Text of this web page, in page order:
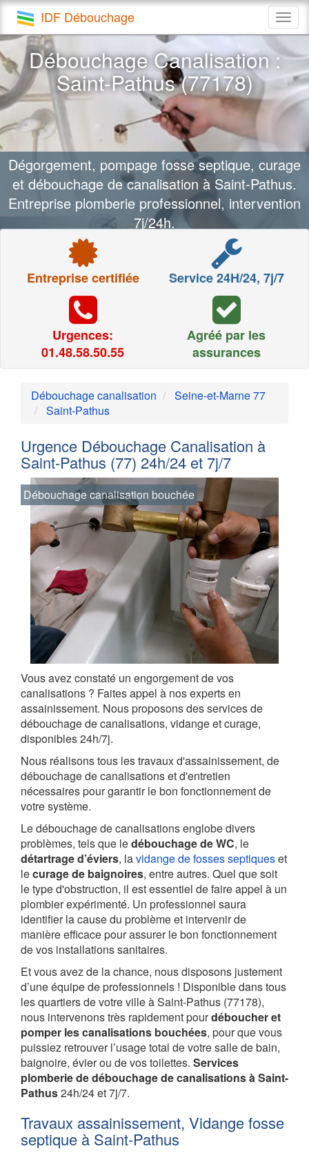
IDF Débouchage
Débouchage Canalisation :
Saint-Pathus (77178)
Dégorgement, pompage fosse septique, curage
et débouchage de canalisation à Saint-Pathus.
Entreprise plomberie professionnel, intervention
7j/24h.
Entreprise certifiée Service 24H/24, 7j/7
Urgences:
01.48.58.50.55
Agréé par les
assurances
Débouchage canalisation
Seine-et-Marne 77
Saint-Pathus
Urgence Débouchage Canalisation à
Saint-Pathus (77) 24h/24 et 7j/7
Débouchage canalisation bouchée
Vous avez constaté un engorgement de vos
canalisations ? Faites appel à nos experts en
assainissement. Nous proposons des services de
débouchage de canalisations, vidange et curage,
disponibles 24h/7j.
Nous réalisons tous les travaux d'assainissement, de
débouchage de canalisations et d'entretien
nécessaires pour garantir le bon fonctionnement de
votre système.
Le débouchage de canalisations englobe divers
problèmes, tels que ledébouchage de WC, le
détartrage d’éviers, lavidange de fosses septiqueset
lecurage de baignoires, entre autres. Quel que soit
le type d'obstruction, il est essentiel de faire appel à un
plombier expérimenté. Un professionnel saura
identifier la cause du problème et intervenir de
manière efficace pour assurer le bon fonctionnement
de vos installations sanitaires.
Et vous avez de la chance, nous disposons justement
d’une équipe de professionnels ! Disponible dans tous
les quartiers de votre ville à Saint-Pathus (77178),
nous intervenons très rapidement pourdéboucher et
pomper les canalisations bouchées, pour que vous
puissiez retrouver l’usage total de votre salle de bain,
baignoire, évier ou de vos toilettes. Services
plomberie de débouchage de canalisations à Saint-
Pathus24h/24 et 7j/7.
Travaux assainissement, Vidange fosse
septique à Saint-Pathus